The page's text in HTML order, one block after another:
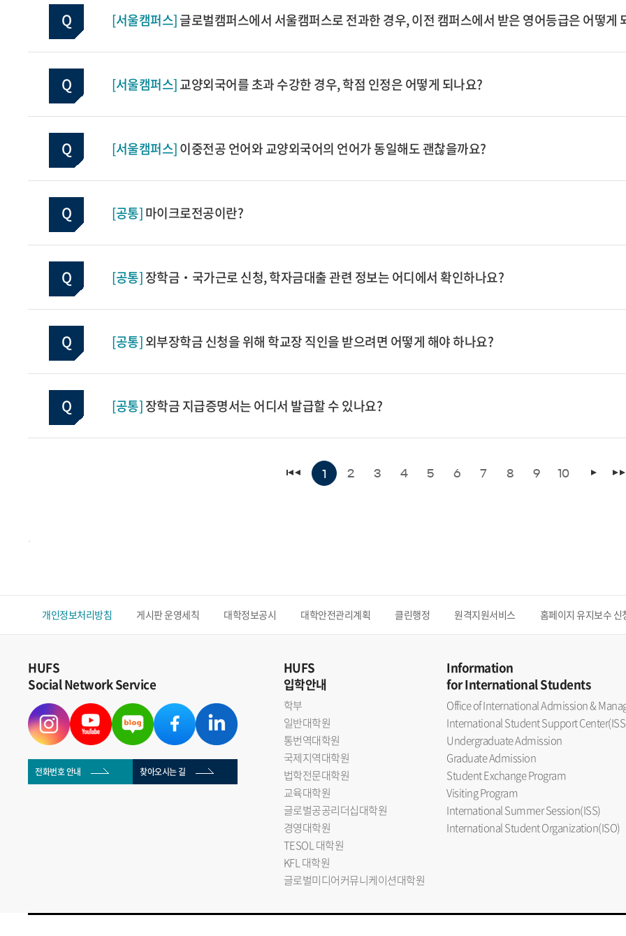
[서울캠퍼스]글로벌캠퍼스에서 서울캠퍼스로 전과한 경우, 이전 캠퍼스에서 받은 영어등급은 어떻게
[서울캠퍼스]교양외국어를 초과 수강한 경우, 학점 인정은 어떻게 되나요?
[서울캠퍼스]이중전공 언어와 교양외국어의 언어가 동일해도 괜찮을까요?
[공통]마이크로전공이란?
[공통]장학금‧국가근로 신청, 학자금대출 관련 정보는 어디에서 확인하나요?
[공통]외부장학금 신청을 위해 학교장 직인을 받으려면 어떻게 해야 하나요?
[공통]장학금 지급증명서는 어디서 발급할 수 있나요?
1 2 3 4 5 6 7 8 9 10
.
개인정보처리방침 게시판 운영세칙 대학정보공시 대학안전관리계획 클린행정 원격지원서비스 홈페이지 유지보수 신
HUFS
Social Network Service
전화번호 안내 찾아오시는 길
HUFS
입학안내
학부
일반대학원
통번역대학원
국제지역대학원
법학전문대학원
교육대학원
글로벌공공리더십대학원
경영대학원
TESOL 대학원
KFL 대학원
글로벌미디어커뮤니케이션대학원
Information
for International Students
Office of International Admission &
International Student Support
Undergraduate Admission
Graduate Admission
Student Exchange Program
Visiting Program
International Summer Session(ISS)
International Student Organization(ISO)